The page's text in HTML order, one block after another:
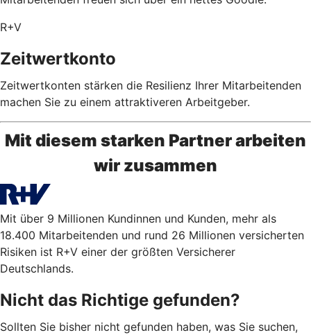
R+V
Zeitwertkonto
Zeitwertkonten stärken die Resilienz Ihrer Mitarbeitenden
machen Sie zu einem attraktiveren Arbeitgeber.
Mit diesem starken Partner arbeiten
wir zusammen
Mit über 9 Millionen Kundinnen und Kunden, mehr als
18.400 Mitarbeitenden und rund 26 Millionen versicherten
Risiken ist R+V einer der größten Versicherer
Deutschlands.
Nicht das Richtige gefunden?
Sollten Sie bisher nicht gefunden haben, was Sie suchen,